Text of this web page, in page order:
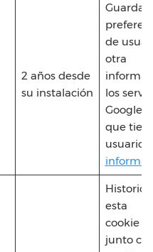
2 años desde
su instalación
Guarda
de
otra
los
Google
que
usuario.
esta
cookie
junto